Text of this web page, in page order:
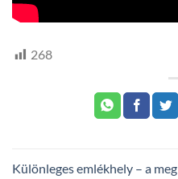
268
Különleges emlékhely – a meg